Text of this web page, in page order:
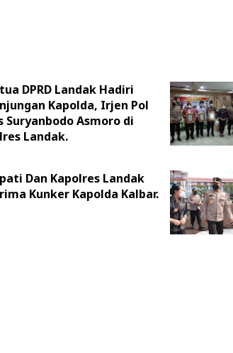
DPRD Landak Hadiri
Kapolda, Irjen Pol
Suryanbodo Asmoro di
Landak.
Dan Kapolres Landak
Kunker Kapolda Kalbar.